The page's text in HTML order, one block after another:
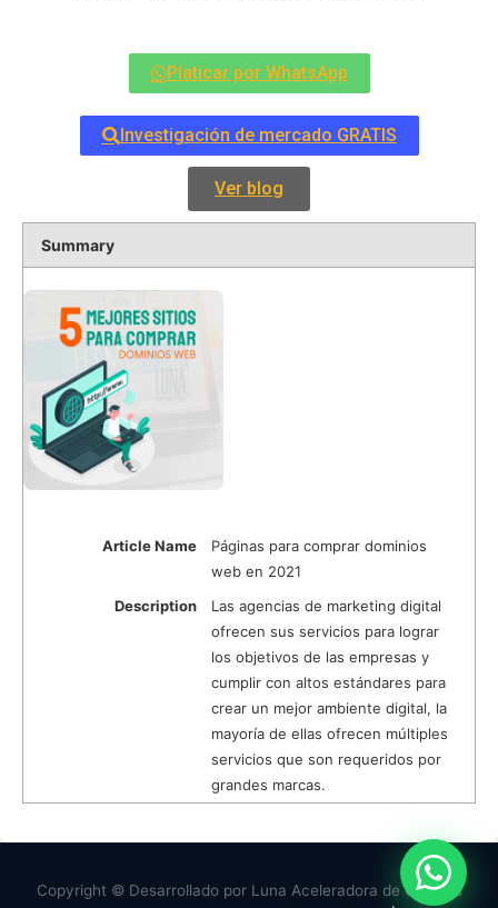
Platicar por WhatsApp
Investigación de mercado GRATIS
Ver blog
Summary
Article Name
Páginas para comprar dominios
web en 2021
Description
Las agencias de marketing digital
ofrecen sus servicios para lograr
los objetivos de las empresas y
cumplir con altos estándares para
crear un mejor ambiente digital, la
mayoría de ellas ofrecen múltiples
servicios que son requeridos por
grandes marcas.
Copyright © Desarrollado por Luna Aceleradora de Clientes